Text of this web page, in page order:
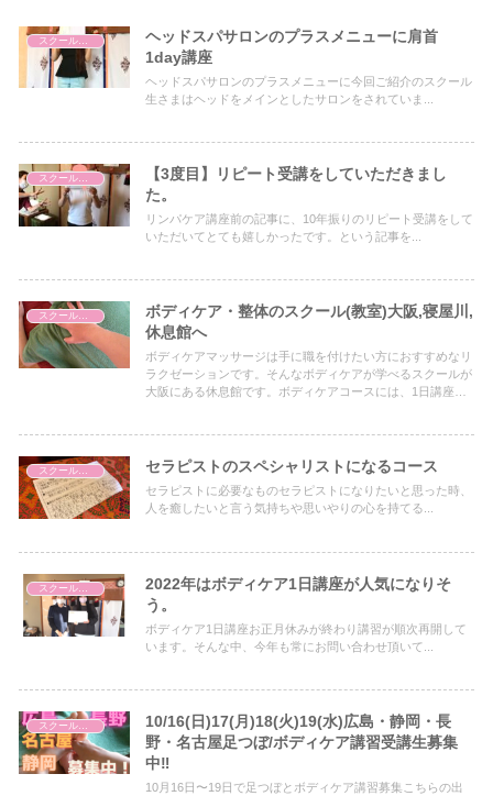
ヘッドスパサロンのプラスメニューに肩首
1day講座
ヘッドスパサロンのプラスメニューに今回ご紹介のスクール
生さまはヘッドをメインとしたサロンをされていま...
【3度目】リピート受講をしていただきまし
た。
リンパケア講座前の記事に、10年振りのリピート受講をして
いただいてとても嬉しかったです。という記事を...
スクールについて
ボディケア・整体のスクール(教室)大阪,寝屋川,
休息館へ
ボディケアマッサージは手に職を付けたい方におすすめなリ
ラクゼーションです。そんなボディケアが学べるスクールが
大阪にある休息館です。ボディケアコースには、1日講座か
スクールについて セラピストのスペシャリストになるコース
セラピストに必要なものセラピストになりたいと思った時、
人を癒したいと言う気持ちや思いやりの心を持てる...
スクールについて
2022年はボディケア1日講座が人気になりそ
う。
ボディケア1日講座お正月休みが終わり講習が順次再開して
います。そんな中、今年も常にお問い合わせ頂いて...
スクールについて
10/16(日)17(月)18(火)19(水)広島・静岡・長
野・名古屋足つぼ/ボディケア講習受講生募集
中‼︎
10月16日〜19日で足つぼとボディケア講習募集こちらの出